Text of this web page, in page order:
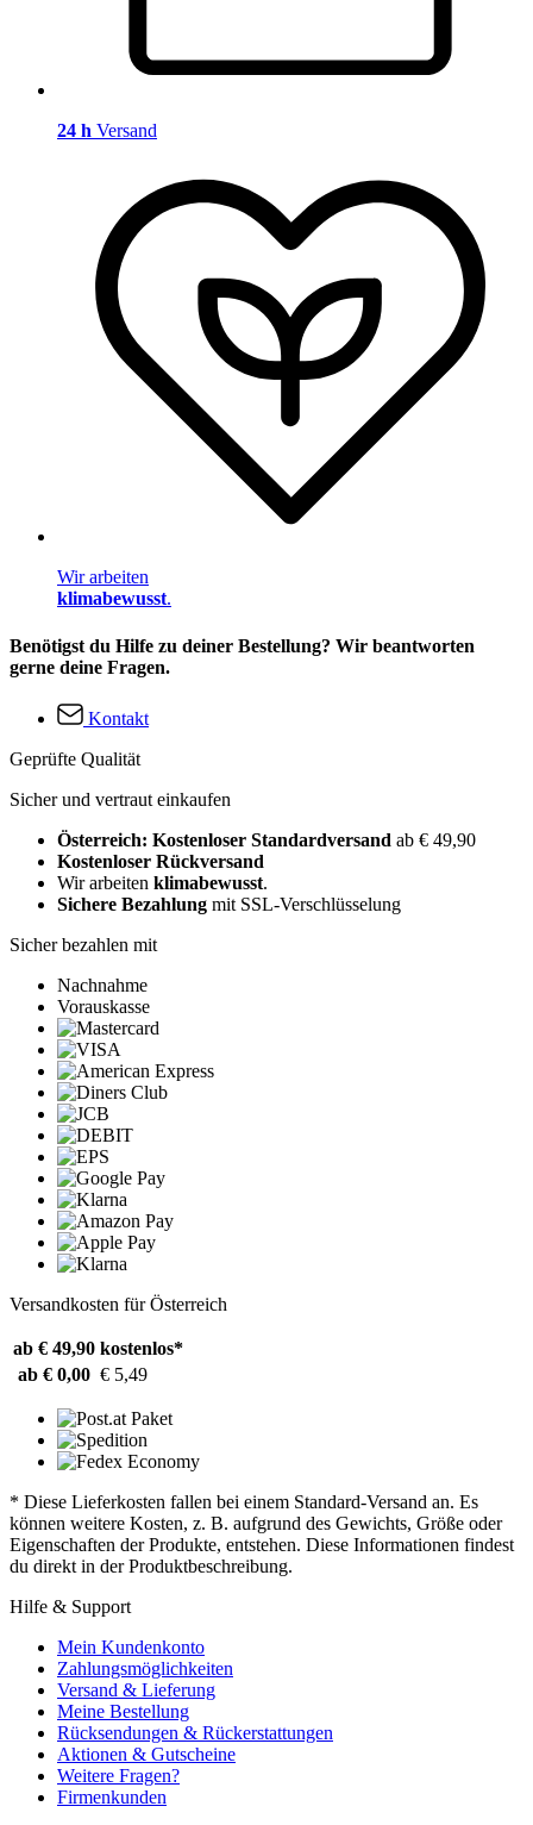
24 h Versand
Wir arbeiten
klimabewusst.
Benötigst du Hilfe zu deiner Bestellung? Wir beantworten
gerne deine Fragen.
Kontakt
Geprüfte Qualität
Sicher und vertraut einkaufen
Österreich: Kostenloser Standardversand ab € 49,90
Kostenloser Rückversand
Wir arbeiten klimabewusst.
Sichere Bezahlung mit SSL-Verschlüsselung
Sicher bezahlen mit
Nachnahme
Vorauskasse
Versandkosten für Österreich
ab € 49,90 kostenlos*
ab € 0,00 € 5,49
* Diese Lieferkosten fallen bei einem Standard-Versand an. Es
können weitere Kosten, z. B. aufgrund des Gewichts, Größe oder
Eigenschaften der Produkte, entstehen. Diese Informationen findest
du direkt in der Produktbeschreibung.
Hilfe & Support
Mein Kundenkonto
Zahlungsmöglichkeiten
Versand & Lieferung
Meine Bestellung
Rücksendungen & Rückerstattungen
Aktionen & Gutscheine
Weitere Fragen?
Firmenkunden